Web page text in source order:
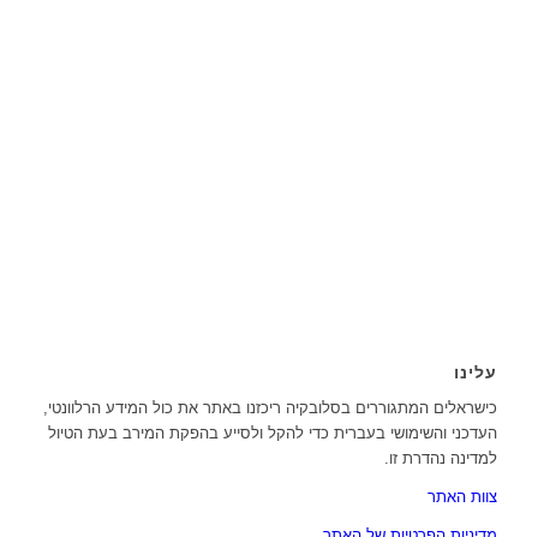
עלינו
כישראלים המתגוררים בסלובקיה ריכזנו באתר את כול המידע הרלוונטי,
העדכני והשימושי בעברית כדי להקל ולסייע בהפקת המירב בעת הטיול
למדינה נהדרת זו.
צוות האתר